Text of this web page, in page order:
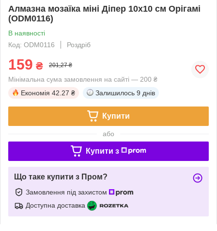
Алмазна мозаїка міні Діпер 10x10 см Орігамі
(ODM0116)
В наявності
Код: ODM0116
Роздріб
159 ₴ 201,27 ₴
Мінімальна сума замовлення на сайті — 200 ₴
Економія 42.27 ₴ Залишилось 9 днів
Купити
або
Купити з
Що таке купити з Пром?
Замовлення під захистом
Доступна доставка